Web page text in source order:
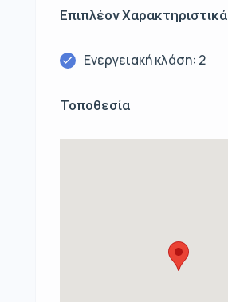
Επιπλέον Χαρακτηριστικά
Ενεργειακή κλάση: 2
Τοποθεσία